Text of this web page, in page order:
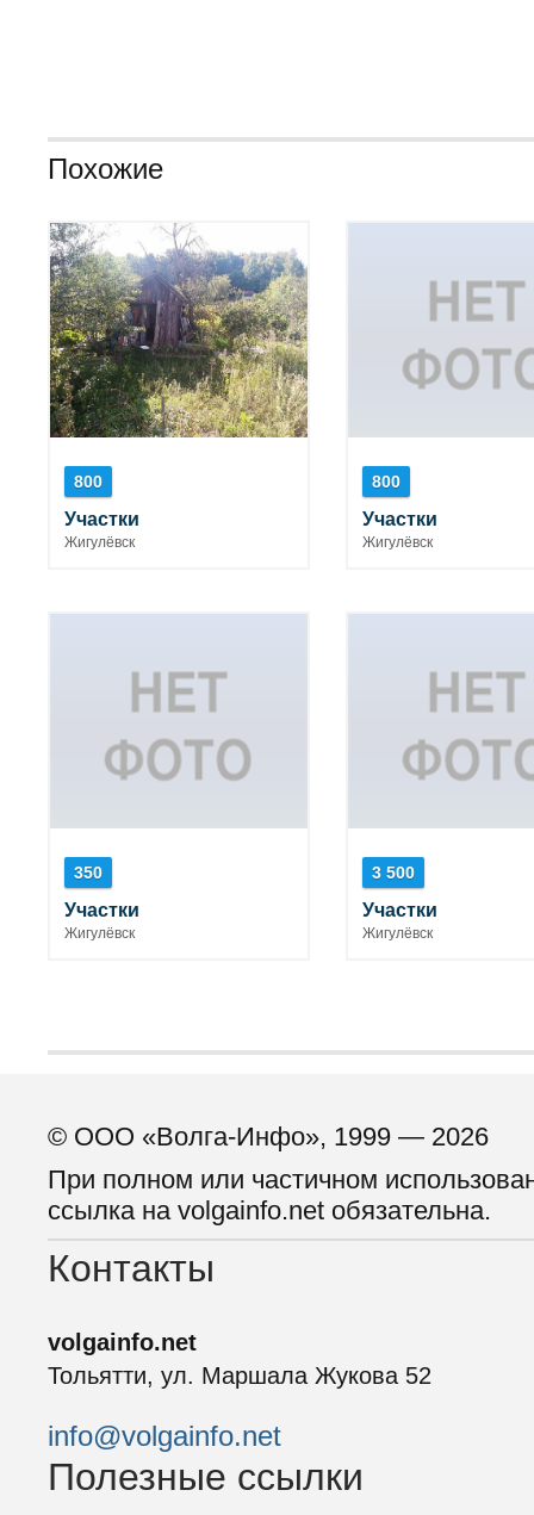
Похожие
800
Участки
Жигулёвск
800
Участки
Жигулёвск
350
Участки
Жигулёвск
3 500
Участки
Жигулёвск
© ООО «Волга-Инфо», 1999 — 2026
При полном или частичном
ссылка на volgainfo.net обязательна.
Контакты
volgainfo.net
Тольятти, ул. Маршала Жукова 52
info@volgainfo.net
Полезные ссылки